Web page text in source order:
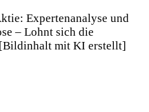
Expertenanalyse und
– Lohnt sich die
mit KI erstellt]